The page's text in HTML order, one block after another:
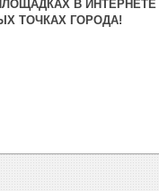
В
ТОЧКАХ ГОРОДА!